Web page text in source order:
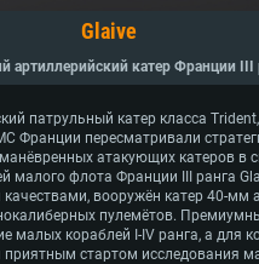
Glaive
артиллерийский катер Франции III
патрульный катер класса
Франции пересматривали
атакующих катеров в
малого флота Франции III ранга
вооружён катер 40-мм
пулемётов.
малых кораблей I-IV ранга, а для
приятным стартом исследования